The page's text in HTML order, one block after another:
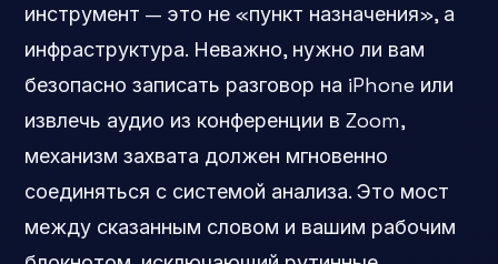
инструмент — это не «пункт назначения», а
инфраструктура. Неважно, нужно ли вам
безопасно записать разговор на iPhone или
извлечь аудио из конференции в Zoom,
механизм захвата должен мгновенно
соединяться с системой анализа. Это мост
между сказанным словом и вашим рабочим